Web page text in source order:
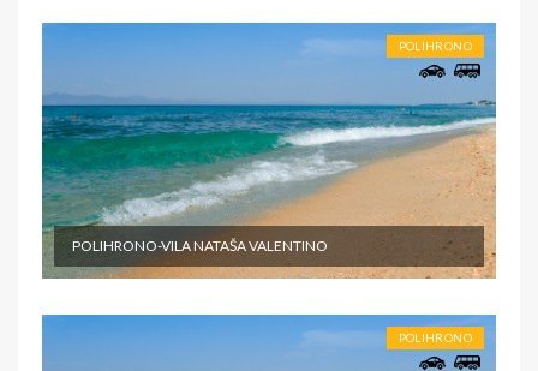
POLIHRONO
POLIHRONO-VILA NATAŠA VALENTINO
POLIHRONO